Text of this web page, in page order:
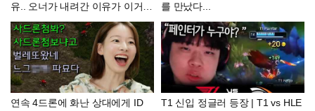
유.. 오너가 내려간 이유가 이거라
고? "
를 만났다...
연속 4드론에 화난 상대에게 ID
T1 신입 정글러 등장 | T1 vs HLE